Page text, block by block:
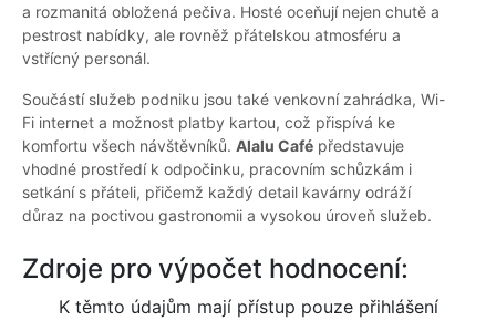
a rozmanitá obložená pečiva. Hosté oceňují nejen chutě a
pestrost nabídky, ale rovněž přátelskou atmosféru a
vstřícný personál.
Součástí služeb podniku jsou také venkovní zahrádka, Wi-
Fi internet a možnost platby kartou, což přispívá ke
komfortu všech návštěvníků. Alalu Café představuje
vhodné prostředí k odpočinku, pracovním schůzkám i
setkání s přáteli, přičemž každý detail kavárny odráží
důraz na poctivou gastronomii a vysokou úroveň služeb.
Zdroje pro výpočet hodnocení:
K těmto údajům mají přístup pouze přihlášení